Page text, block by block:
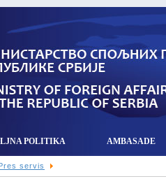
POLITIKA AMBASADE
servis